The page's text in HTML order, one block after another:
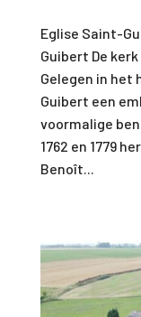
Eglise Saint-
Guibert De
Gelegen in het
Guibert een
voormalige
1762 en 1779
Benoît...